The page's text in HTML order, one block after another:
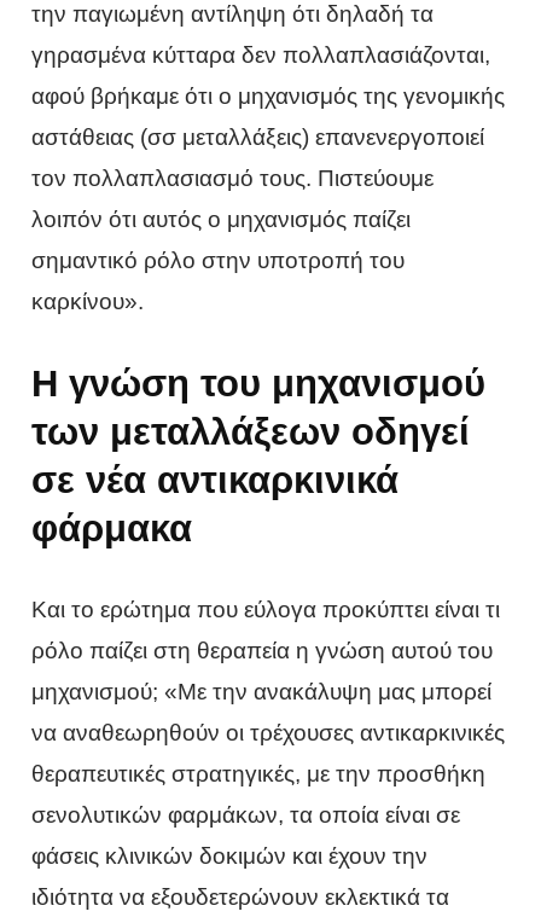
την παγιωμένη αντίληψη ότι δηλαδή τα
γηρασμένα κύτταρα δεν πολλαπλασιάζονται,
αφού βρήκαμε ότι ο μηχανισμός της γενομικής
αστάθειας (σσ μεταλλάξεις) επανενεργοποιεί
τον πολλαπλασιασμό τους. Πιστεύουμε
λοιπόν ότι αυτός ο μηχανισμός παίζει
σημαντικό ρόλο στην υποτροπή του
καρκίνου».
Η γνώση του μηχανισμού
των μεταλλάξεων οδηγεί
σε νέα αντικαρκινικά
φάρμακα
Και το ερώτημα που εύλογα προκύπτει είναι τι
ρόλο παίζει στη θεραπεία η γνώση αυτού του
μηχανισμού; «Με την ανακάλυψη μας μπορεί
να αναθεωρηθούν οι τρέχουσες αντικαρκινικές
θεραπευτικές στρατηγικές, με την προσθήκη
σενολυτικών φαρμάκων, τα οποία είναι σε
φάσεις κλινικών δοκιμών και έχουν την
ιδιότητα να εξουδετερώνουν εκλεκτικά τα